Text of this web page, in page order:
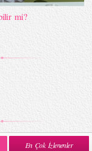
mi?
En Çok İzlenenler